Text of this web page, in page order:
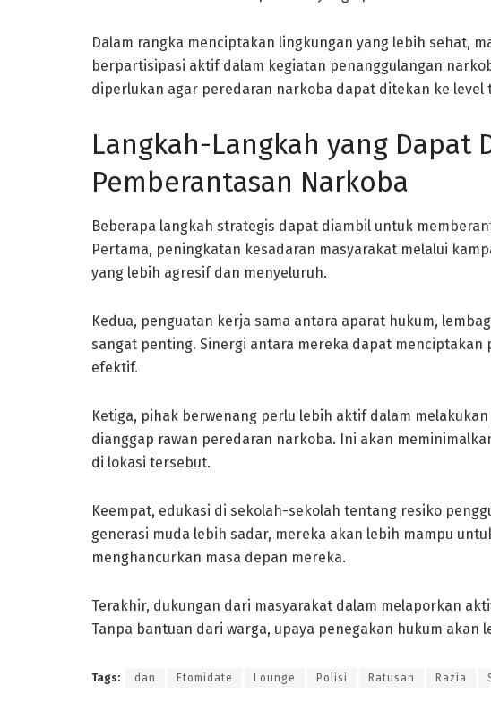
Dalam rangka menciptakan lingkungan yang lebih sehat,
berpartisipasi aktif dalam kegiatan penanggulangan
diperlukan agar peredaran narkoba dapat ditekan ke level
Langkah-Langkah yang Dapat
Pemberantasan Narkoba
Beberapa langkah strategis dapat diambil untuk
Pertama, peningkatan kesadaran masyarakat melalui
yang lebih agresif dan menyeluruh.
Kedua, penguatan kerja sama antara aparat hukum,
sangat penting. Sinergi antara mereka dapat
efektif.
Ketiga, pihak berwenang perlu lebih aktif dalam
dianggap rawan peredaran narkoba. Ini akan
di lokasi tersebut.
Keempat, edukasi di sekolah-sekolah tentang resiko
generasi muda lebih sadar, mereka akan lebih mampu
menghancurkan masa depan mereka.
Terakhir, dukungan dari masyarakat dalam melaporkan
Tanpa bantuan dari warga, upaya penegakan hukum akan
Tags: dan Etomidate Lounge Polisi Ratusan Razia